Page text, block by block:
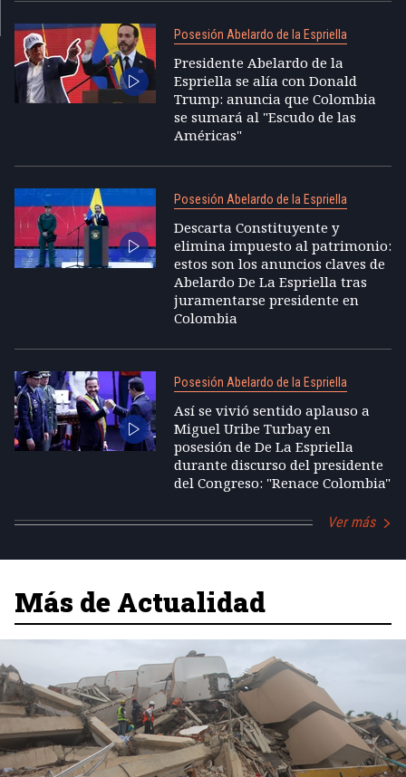
Posesión Abelardo de la Espriella
Presidente Abelardo de la
Espriella se alía con Donald
Trump: anuncia que Colombia
se sumará al "Escudo de las
Américas"
Posesión Abelardo de la Espriella
Descarta Constituyente y
elimina impuesto al patrimonio:
estos son los anuncios claves de
Abelardo De La Espriella tras
juramentarse presidente en
Colombia
Posesión Abelardo de la Espriella
Así se vivió sentido aplauso a
Miguel Uribe Turbay en
posesión de De La Espriella
durante discurso del presidente
del Congreso: "Renace Colombia"
Ver más
Más de Actualidad